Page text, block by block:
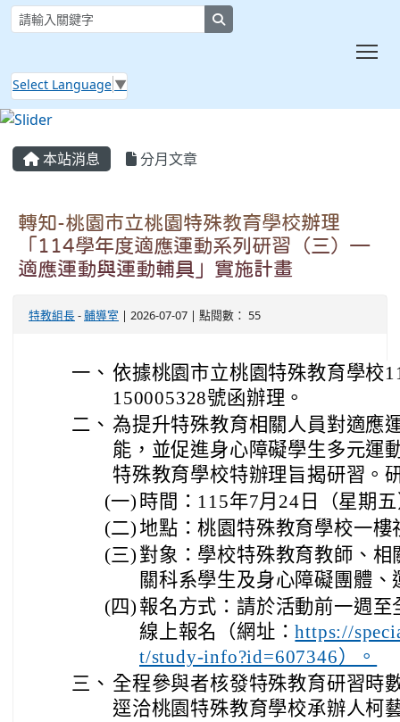
Select Language ▼
本站消息 分月文章
轉知-桃園市立桃園特殊教育學校辦理
「114學年度適應運動系列研習（三）—
適應運動與運動輔具」實施計畫
特教組長-輔導室 | 2026-07-07 | 點閱數： 55
一、 依據桃園市立桃園特殊教育學校
150005328號函辦理。
二、 為提升特殊教育相關人員對適應
能，並促進身心障礙學生多元運
特殊教育學校特辦理旨揭研習。
(一) 時間：115年7月24日（星期
(二)地點：桃園特殊教育學校一樓
(三) 對象：學校特殊教育教師、
關科系學生及身心障礙團體
(四) 報名方式：請於活動前一週
線上報名（網址：https://
t/study-info?id=607346）。
三、 全程參與者核發特殊教育研習時
逕洽桃園特殊教育學校承辦人柯